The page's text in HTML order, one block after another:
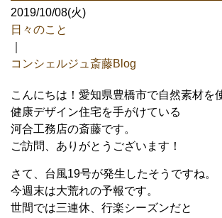
2019/10/08(火)
日々のこと
コンシェルジュ斎藤Blog
こんにちは！愛知県豊橋市で自然素材を
健康デザイン住宅を手がけている
河合工務店の斎藤です。
ご訪問、ありがとうございます！
さて、台風19号が発生したそうですね。
今週末は大荒れの予報です。
世間では三連休、行楽シーズンだと